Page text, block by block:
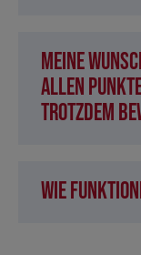
Meine
allen
trotzdem
Wie